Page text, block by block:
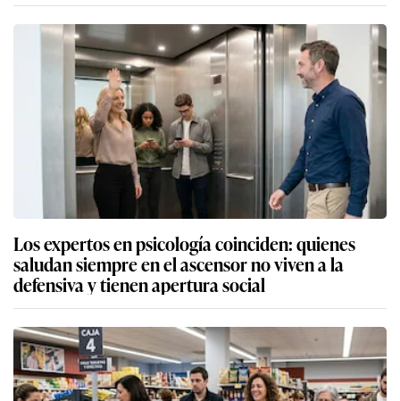
Los expertos en psicología coinciden: quienes
saludan siempre en el ascensor no viven a la
defensiva y tienen apertura social